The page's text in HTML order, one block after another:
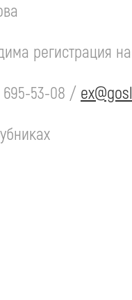
регистрация на
695-53-08 /